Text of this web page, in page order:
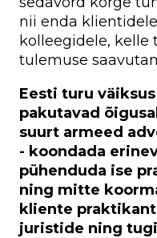
nii enda
kolleegidele, kelle
tulemuse
Eesti turu
pakutavad
suurt armeed
- koondada
pühenduda ise
ning mitte
kliente
juristide ning